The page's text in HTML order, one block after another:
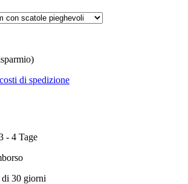
di spedizione
- 4 Tage
di 30 giorni